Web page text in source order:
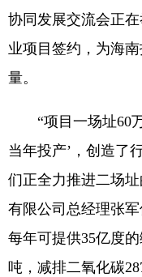
协同发展交流会正
业项目签约，为海
量。
“项目一场址60万
当年投产’，创造了
们正全力推进二场
有限公司总经理张
每年可提供35亿度
吨，减排二氧化碳